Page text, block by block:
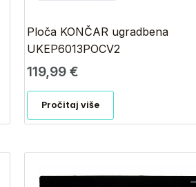
Ploča KONČAR ugradbena
UKEP6013POCV2
119,99 €
Pročitaj više